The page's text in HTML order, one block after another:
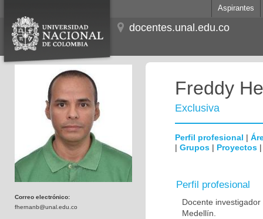
Aspirantes
docentes.unal.edu.co
Correo electrónico:
fhernanb@unal.edu.co
Freddy
Exclusiva
Perfil profesional |
| Grupos | Proyectos
Perfil profesional
Docente
Medellín.